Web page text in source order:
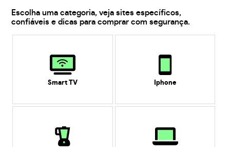
Escolha uma categoria, veja sites específicos,
confiáveis e dicas para comprar com segurança.
Smart TV Iphone